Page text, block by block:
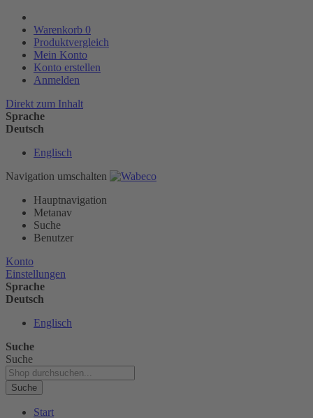
Warenkorb 0
Produktvergleich
Mein Konto
Konto erstellen
Anmelden
Direkt zum Inhalt
Sprache
Deutsch
Englisch
Navigation umschalten
Hauptnavigation
Metanav
Suche
Benutzer
Konto
Einstellungen
Sprache
Deutsch
Englisch
Suche
Suche
Suche
Start